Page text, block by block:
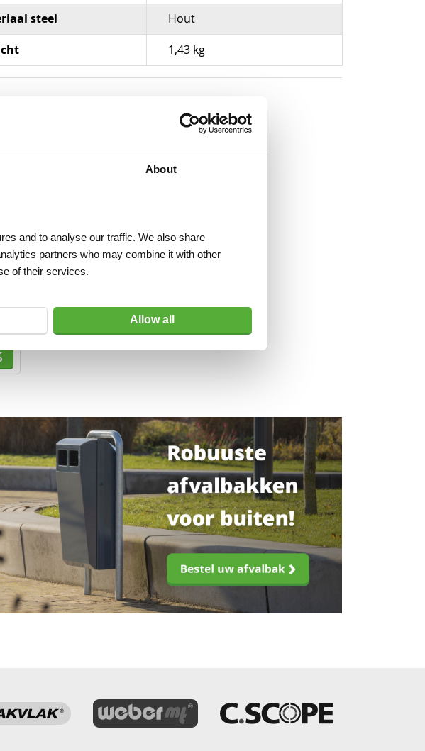
About
and to analyse our traffic. We also share
partners who may combine it with other
of their services.
Allow all
steel Hout
1,43 kg